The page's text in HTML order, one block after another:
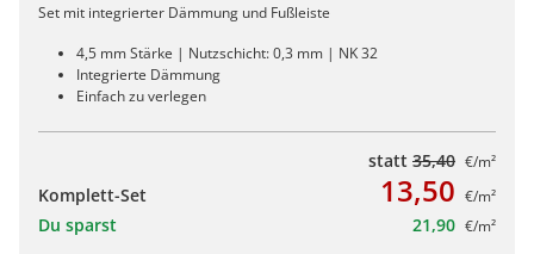
Set mit integrierter Dämmung und Fußleiste
4,5 mm Stärke | Nutzschicht: 0,3 mm | NK 32
Integrierte Dämmung
Einfach zu verlegen
statt 35,40 €/m²
Komplett-Set 13,50 €/m²
Du sparst 21,90 €/m²